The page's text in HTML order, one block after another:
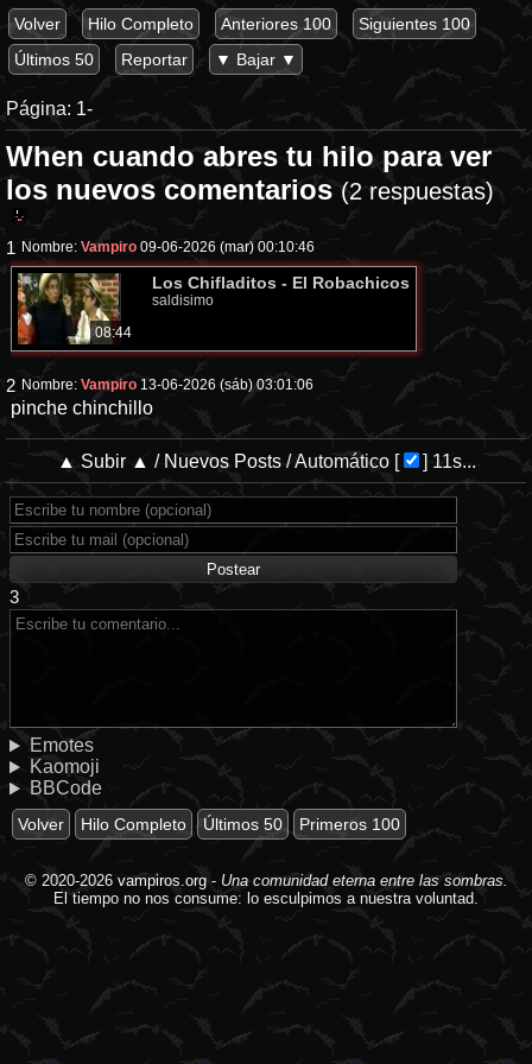
Volver Hilo Completo Anteriores 100
Siguientes 100
Últimos 50
Reportar ▼ Bajar ▼
Página: 1-
When cuando abres tu hilo para ver
los nuevos comentarios(2 respuestas)
1 Nombre:Vampiro 09-06-2026 (mar) 00:10:46
08:44
Los Chifladitos - El Robachicos
saldisimo
2 Nombre:Vampiro 13-06-2026 (sáb) 03:01:06
pinche chinchillo
▲ Subir ▲ / Nuevos Posts/Automático[ ] 11s...
3
Emotes
Kaomoji
BBCode
Volver Hilo Completo Últimos 50 Primeros 100
© 2020-2026 vampiros.org- Una comunidad eterna entre las sombras.
El tiempo no nos consume: lo esculpimos a nuestra voluntad.